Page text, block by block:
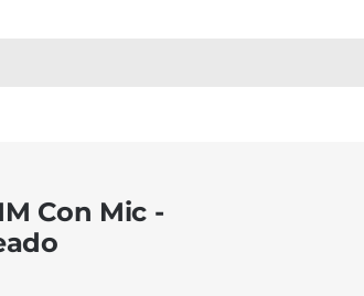
Con Mic -